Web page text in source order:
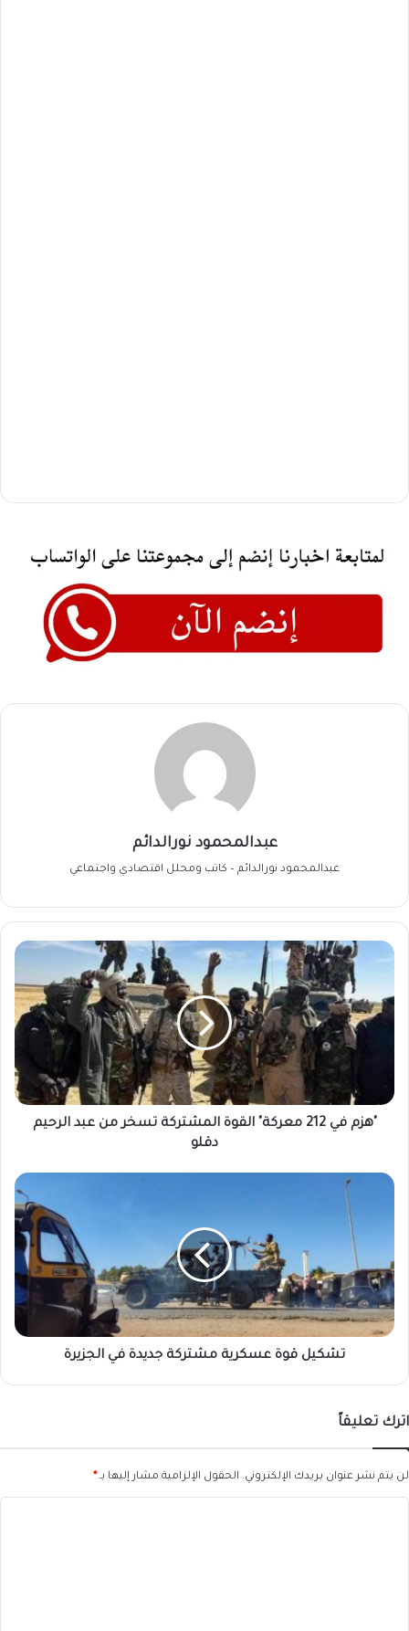
عبدالمحمود نورالدائم
عبدالمحمود نورالدائم – كاتب ومحلل اقتصادي واجتماعي
"هزم
معركة"
القوة
المشتركة
عبد
الرحيم
"هزم في 212 معركة" القوة المشتركة تسخر من عبد الرحيم
دقلو
تشكيل
جديدة
في
الجزيرة
تشكيل قوة عسكرية مشتركة جديدة في الجزيرة
اترك تعليقاً
لن يتم نشر عنوان بريدك الإلكتروني. الحقول الإلزامية مشار إليها بـ *